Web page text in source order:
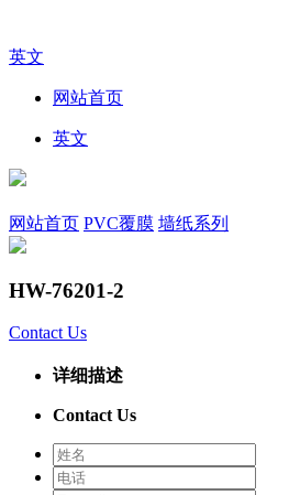
英文
网站首页
英文
网站首页 PVC覆膜 墙纸系列
HW-76201-2
Contact Us
详细描述
Contact Us